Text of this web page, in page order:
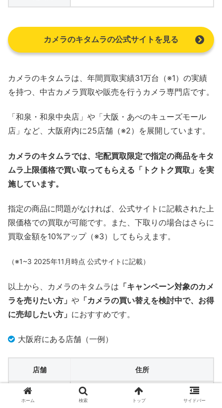
カメラのキタムラの公式サイトを見る
カメラのキタムラは、年間買取実績31万台（※1）の実績
を持つ、中古カメラ買取や販売を行うカメラ専門店です。
「和泉・和泉中央店」や「大阪・あべのキューズモール
店」など、大阪府内に25店舗（※2）を展開しています。
カメラのキタムラでは、宅配買取限定で指定の商品をキタ
ムラ上限価格で買い取ってもらえる「トクトク買取」を実
施しています。
指定の商品に問題がなければ、公式サイトに記載された上
限価格での買取が可能です。また、下取りの場合はさらに
買取金額を10%アップ（※3）してもらえます。
（※1~3 2025年11月時点 公式サイトに記載）
以上から、カメラのキタムラは 「キャンペーン対象のカメ
ラを売りたい方」 や 「カメラの買い替えを検討中で、お得
に売却したい方」 におすすめです。
大阪府にある店舗（一例）
店舗 住所
和泉・和泉中
央店
和泉市万町1073-1
ホーム 検索 トップ サイドバー